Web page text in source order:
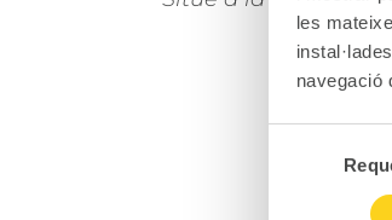
les
navegació
consentiment